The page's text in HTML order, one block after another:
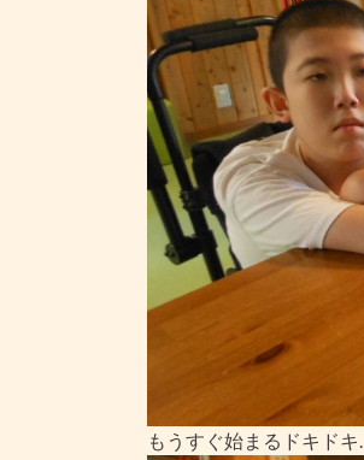
もうすぐ始まるドキドキ…